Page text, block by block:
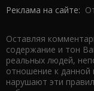
Реклама на сайте:
Оставляя
содержание и тон
реальных людей,
отношение к данной
нарушают эти